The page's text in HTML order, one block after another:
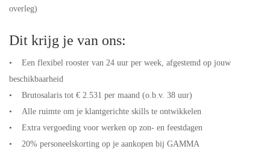
overleg)
Dit krijg je van ons:
• Een flexibel rooster van 24 uur per week, afgestemd op jouw
beschikbaarheid
• Brutosalaris tot € 2.531 per maand (o.b.v. 38 uur)
• Alle ruimte om je klantgerichte skills te ontwikkelen
• Extra vergoeding voor werken op zon- en feestdagen
• 20% personeelskorting op je aankopen bij GAMMA